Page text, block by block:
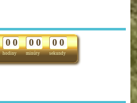
hodiny
0 0
minúty
0 0
sekundy
0 0